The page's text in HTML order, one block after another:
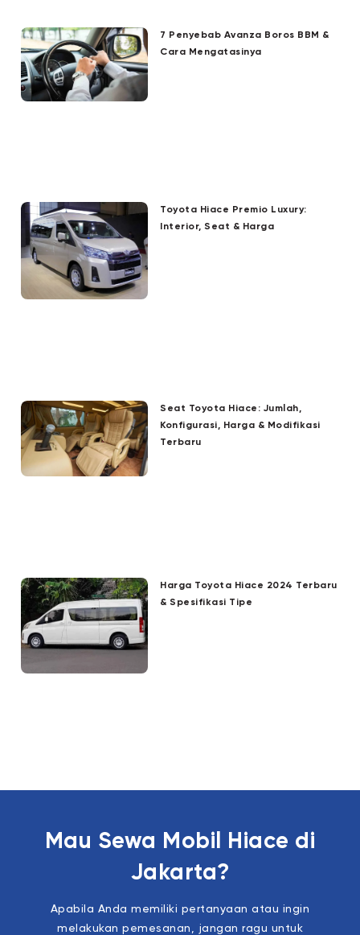
7 Penyebab Avanza Boros BBM &
Cara Mengatasinya
Toyota Hiace Premio Luxury:
Interior, Seat & Harga
Seat Toyota Hiace: Jumlah,
Konfigurasi, Harga & Modifikasi
Terbaru
Harga Toyota Hiace 2024 Terbaru
& Spesifikasi Tipe
Mau Sewa Mobil Hiace di
Jakarta?
Apabila Anda memiliki pertanyaan atau ingin
melakukan pemesanan, jangan ragu untuk